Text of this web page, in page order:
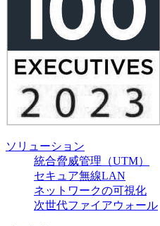
ソリューション
統合脅威管理（UTM）
セキュア無線LAN
ネットワークの可視化
次世代ファイアウォール